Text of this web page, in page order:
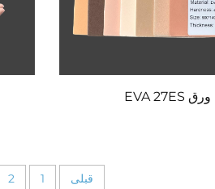
ورق EVA 27ES
قبلی 1
2